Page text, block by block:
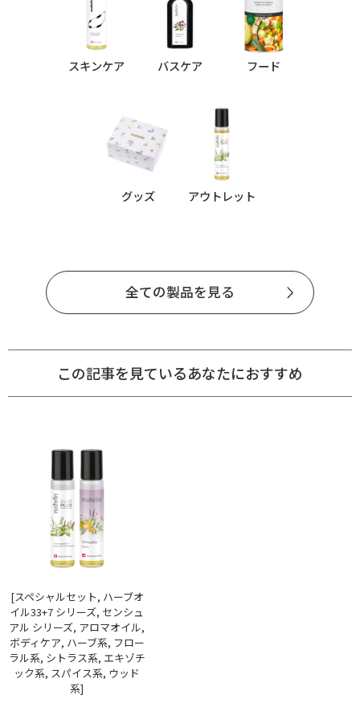
スキンケア バスケア フード
グッズ アウトレット
全ての製品を見る
この記事を見ているあなたにおすすめ
[スペシャルセット, ハーブオ
イル33+7 シリーズ, センシュ
アル シリーズ, アロマオイル,
ボディケア, ハーブ系, フロー
ラル系, シトラス系, エキゾチ
ック系, スパイス系, ウッド
系]